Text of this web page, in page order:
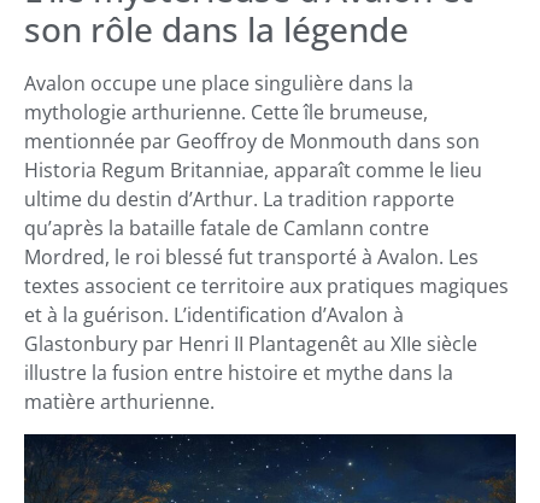
son rôle dans la légende
Avalon occupe une place singulière dans la
mythologie arthurienne. Cette île brumeuse,
mentionnée par Geoffroy de Monmouth dans son
Historia Regum Britanniae, apparaît comme le lieu
ultime du destin d’Arthur. La tradition rapporte
qu’après la bataille fatale de Camlann contre
Mordred, le roi blessé fut transporté à Avalon. Les
textes associent ce territoire aux pratiques magiques
et à la guérison. L’identification d’Avalon à
Glastonbury par Henri II Plantagenêt au XIIe siècle
illustre la fusion entre histoire et mythe dans la
matière arthurienne.